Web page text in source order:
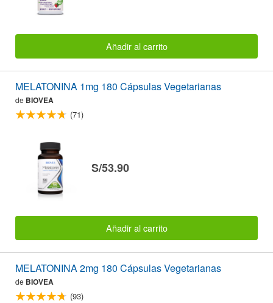
Añadir al carrito
MELATONINA 1mg 180 Cápsulas Vegetarianas
de BIOVEA
(71)
S/53.90
Añadir al carrito
MELATONINA 2mg 180 Cápsulas Vegetarianas
de BIOVEA
(93)